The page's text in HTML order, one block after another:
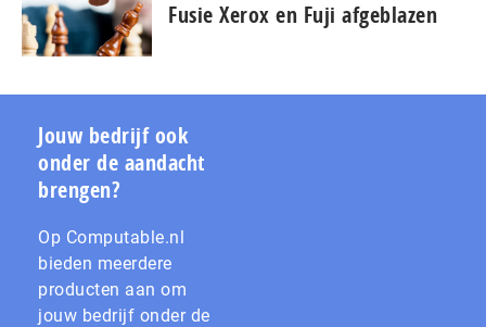
Fusie Xerox en Fuji afgeblazen
Jouw bedrijf ook
onder de aandacht
brengen?
Op Computable.nl
bieden meerdere
producten aan om
jouw bedrijf onder de